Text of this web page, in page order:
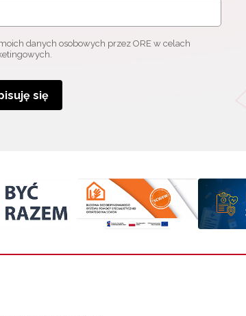
danych osobowych przez ORE w celach
się